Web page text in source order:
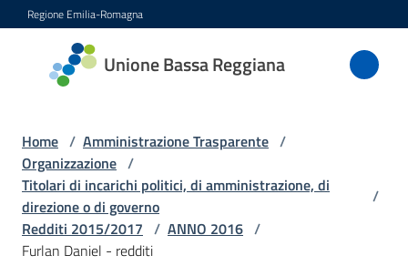
Vai al contenuto
Vai alla navigazione
Vai al footer
Regione Emilia-Romagna
Unione Bassa Reggiana
Unione
Bassa
Amministrazione
Menu selezionato
Novità
Home / Amministrazione Trasparente /
Organizzazione /
Titolari di incarichi politici, di amministrazione, di
direzione o di governo
/
Redditi 2015/2017 / ANNO 2016 /
Furlan Daniel - redditi